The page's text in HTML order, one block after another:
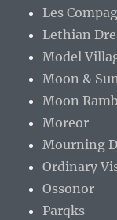
Les
Lethian
Model
Moon &
Moon
Moreor
Mourning
Ordinary
Ossonor
Parqks